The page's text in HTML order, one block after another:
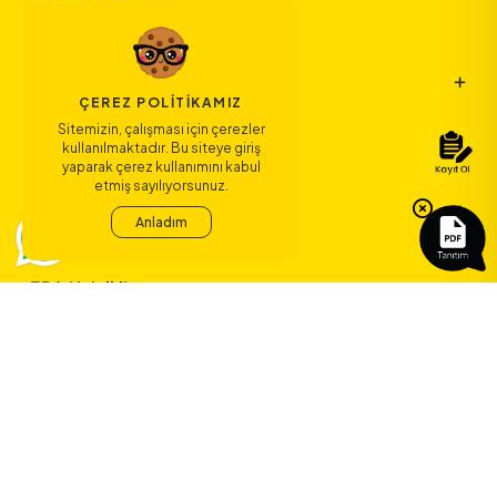
Bağlantılar
Sözleşmeler
ERA Koleji ile
ÇEREZ POLITIKAMIZ
Sitemizin, çalışması için çerezler
kullanılmaktadır. Bu siteye giriş
yaparak çerez kullanımını kabul
etmiş sayılıyorsunuz.
Anladım